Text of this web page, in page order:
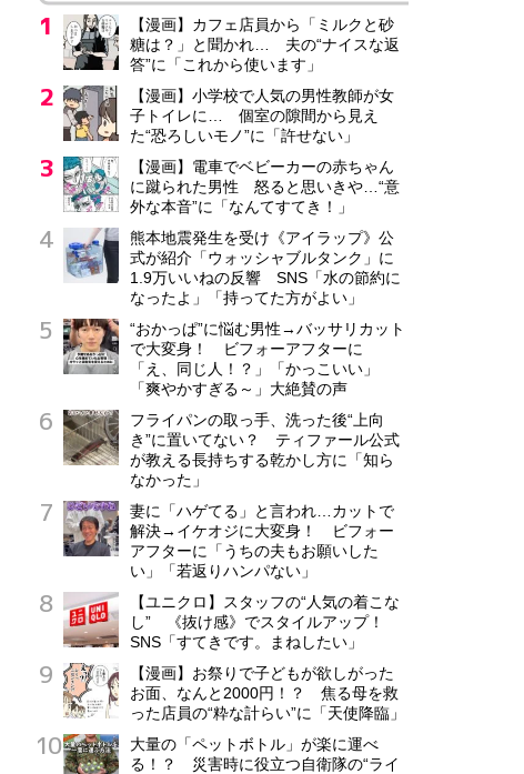
【漫画】カフェ店員から「ミルクと砂
糖は？」と聞かれ… 夫の“ナイスな返
答”に「これから使います」
【漫画】小学校で人気の男性教師が女
子トイレに… 個室の隙間から見え
た“恐ろしいモノ”に「許せない」
【漫画】電車でベビーカーの赤ちゃん
に蹴られた男性 怒ると思いきや…“意
外な本音”に「なんてすてき！」
熊本地震発生を受け《アイラップ》公
式が紹介「ウォッシャブルタンク」に
1.9万いいねの反響 SNS「水の節約に
なったよ」「持ってた方がよい」
“おかっぱ”に悩む男性→バッサリカット
で大変身！ ビフォーアフターに
「え、同じ人！？」「かっこいい」
「爽やかすぎる～」大絶賛の声
フライパンの取っ手、洗った後“上向
き”に置いてない？ ティファール公式
が教える長持ちする乾かし方に「知ら
なかった」
妻に「ハゲてる」と言われ…カットで
解決→イケオジに大変身！ ビフォー
アフターに「うちの夫もお願いした
い」「若返りハンパない」
【ユニクロ】スタッフの“人気の着こな
し” 《抜け感》でスタイルアップ！
SNS「すてきです。まねしたい」
【漫画】お祭りで子どもが欲しがった
お面、なんと2000円！？ 焦る母を救
った店員の“粋な計らい”に「天使降臨」
大量の「ペットボトル」が楽に運べ
る！？ 災害時に役立つ自衛隊の“ライ